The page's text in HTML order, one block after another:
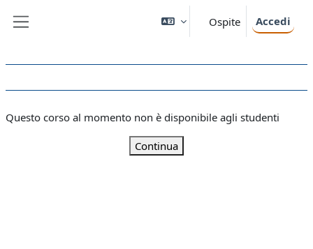
Ospite Accedi
Questo corso al momento non è disponibile agli studenti
Continua